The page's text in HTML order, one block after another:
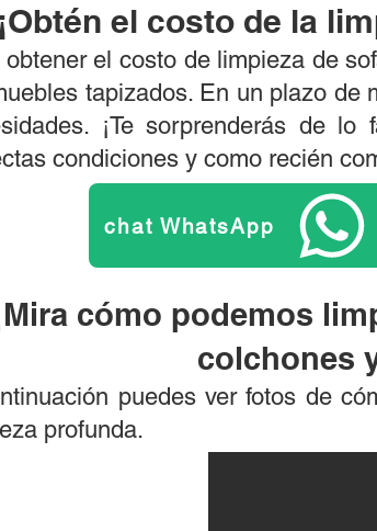
¡Obtén el costo de la
obtener el costo de limpieza de
tapizados. En un plazo de
¡Te sorprenderás de
condiciones y como recién
chat WhatsApp
cómo podemos
colchones
puedes ver fotos de
profunda.